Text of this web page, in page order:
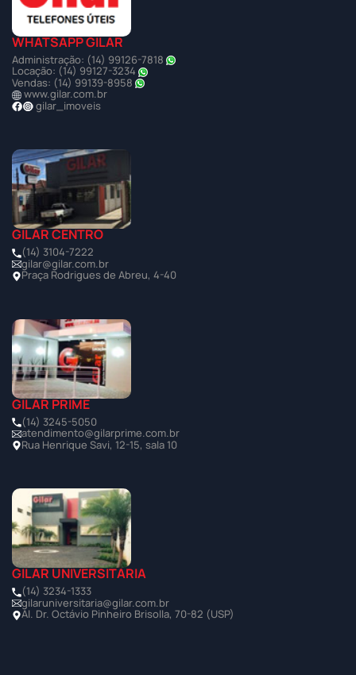
WHATSAPP GILAR
Administração: (14) 99126-7818
Locação: (14) 99127-3234
Vendas: (14) 99139-8958
www.gilar.com.br
gilar_imoveis
GILAR CENTRO
(14) 3104-7222
gilar@gilar.com.br
Praça Rodrigues de Abreu, 4-40
GILAR PRIME
(14) 3245-5050
atendimento@gilarprime.com.br
Rua Henrique Savi, 12-15, sala 10
GILAR UNIVERSITÁRIA
(14) 3234-1333
gilaruniversitaria@gilar.com.br
Al. Dr. Octávio Pinheiro Brisolla, 70-82 (USP)